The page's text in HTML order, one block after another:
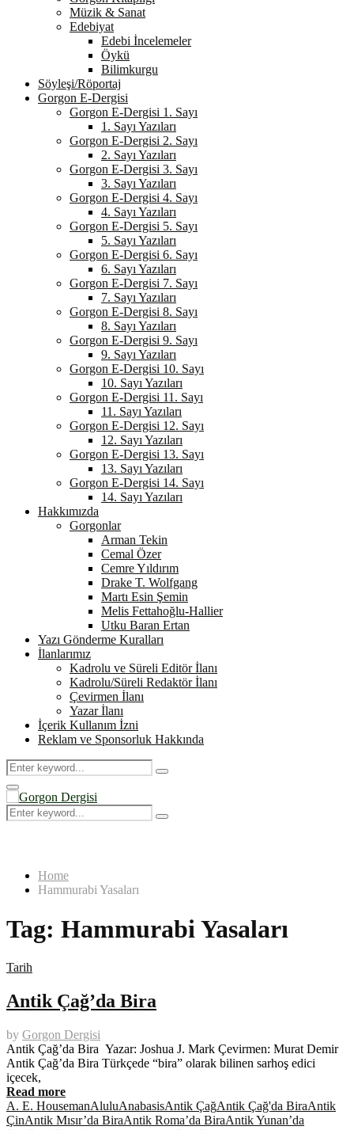
Müzik & Sanat
Edebiyat
Edebi İncelemeler
Öykü
Bilimkurgu
Söyleşi/Röportaj
Gorgon E-Dergisi
Gorgon E-Dergisi 1. Sayı
1. Sayı Yazıları
Gorgon E-Dergisi 2. Sayı
2. Sayı Yazıları
Gorgon E-Dergisi 3. Sayı
3. Sayı Yazıları
Gorgon E-Dergisi 4. Sayı
4. Sayı Yazıları
Gorgon E-Dergisi 5. Sayı
5. Sayı Yazıları
Gorgon E-Dergisi 6. Sayı
6. Sayı Yazıları
Gorgon E-Dergisi 7. Sayı
7. Sayı Yazıları
Gorgon E-Dergisi 8. Sayı
8. Sayı Yazıları
Gorgon E-Dergisi 9. Sayı
9. Sayı Yazıları
Gorgon E-Dergisi 10. Sayı
10. Sayı Yazıları
Gorgon E-Dergisi 11. Sayı
11. Sayı Yazıları
Gorgon E-Dergisi 12. Sayı
12. Sayı Yazıları
Gorgon E-Dergisi 13. Sayı
13. Sayı Yazıları
Gorgon E-Dergisi 14. Sayı
14. Sayı Yazıları
Hakkımızda
Gorgonlar
Arman Tekin
Cemal Özer
Cemre Yıldırım
Drake T. Wolfgang
Martı Esin Şemin
Melis Fettahoğlu-Hallier
Utku Baran Ertan
Yazı Gönderme Kuralları
İlanlarımız
Kadrolu ve Süreli Editör İlanı
Kadrolu/Süreli Redaktör İlanı
Çevirmen İlanı
Yazar İlanı
İçerik Kullanım İzni
Reklam ve Sponsorluk Hakkında
Search
for:
Search
Primary
Menu
Search
for:
Search
Home
Hammurabi Yasaları
Tag: Hammurabi Yasaları
Tarih
Antik Çağ’da Bira
by Gorgon Dergisi
Antik Çağ’da Bira Yazar: Joshua J. Mark Çevirmen: Murat Demir
Antik Çağ’da Bira Türkçede “bira” olarak bilinen sarhoş edici
içecek,
Read more
A. E. HousemanAluluAnabasisAntik ÇağAntik Çağ'da BiraAntik
ÇinAntik Mısır’da BiraAntik Roma’da BiraAntik Yunan’da